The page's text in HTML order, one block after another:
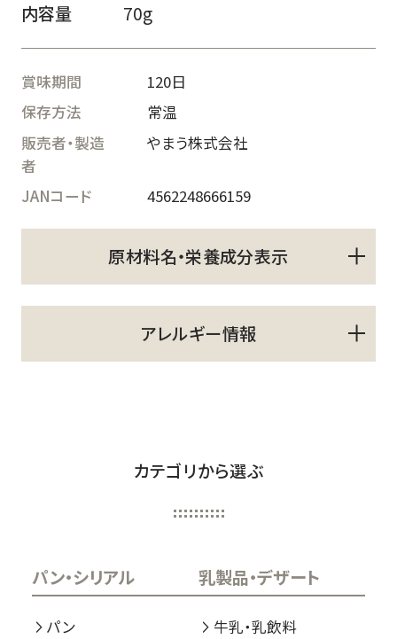
内容量
70g
賞味期間
120日
保存方法
常温
販売者・製造
者
やまう株式会社
JANコード 4562248666159
原材料名・栄養成分表示
アレルギー情報
カテゴリから選ぶ
パン・シリアル
パン
乳製品・デザート
牛乳・乳飲料